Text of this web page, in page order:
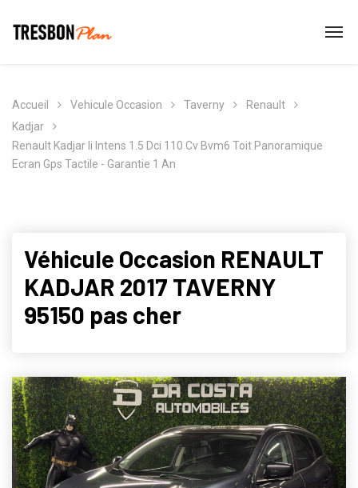
Accueil Vehicule Occasion Taverny
Renault
Kadjar
Renault Kadjar Ii Intens 1.5 Dci 110 Cv Bvm6 Toit Panoramique
Ecran Gps Tactile - Garantie 1 An
Véhicule Occasion RENAULT
KADJAR 2017 TAVERNY
95150 pas cher